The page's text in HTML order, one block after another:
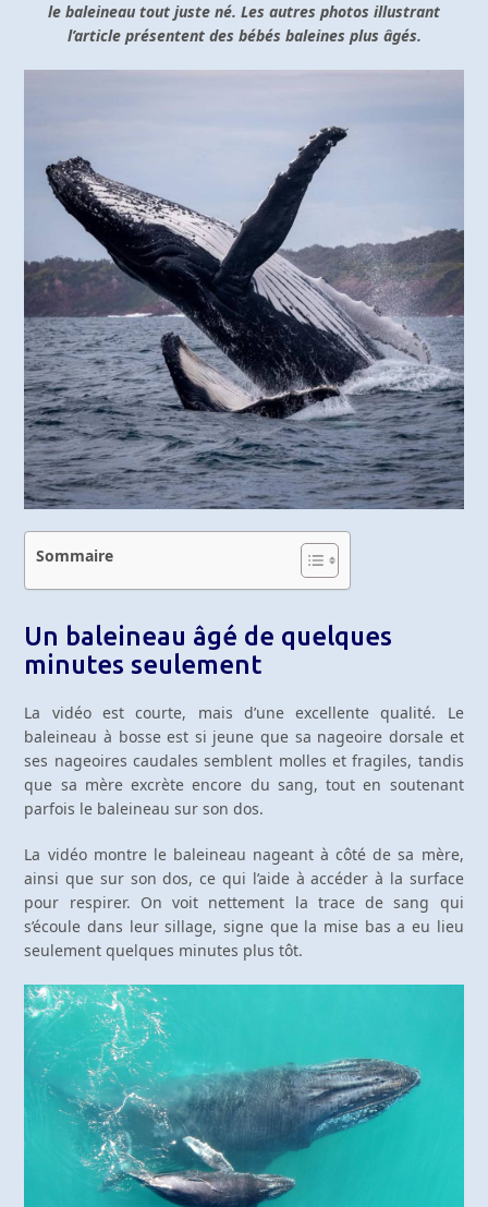
le baleineau tout juste né. Les autres photos illustrant
l’article présentent des bébés baleines plus âgés.
Sommaire
Un baleineau âgé de quelques
minutes seulement
La vidéo est courte, mais d’une excellente qualité. Le
baleineau à bosse est si jeune que sa nageoire dorsale et
ses nageoires caudales semblent molles et fragiles, tandis
que sa mère excrète encore du sang, tout en soutenant
parfois le baleineau sur son dos.
La vidéo montre le baleineau nageant à côté de sa mère,
ainsi que sur son dos, ce qui l’aide à accéder à la surface
pour respirer. On voit nettement la trace de sang qui
s’écoule dans leur sillage, signe que la mise bas a eu lieu
seulement quelques minutes plus tôt.